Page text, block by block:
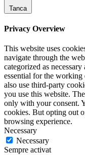
Tanca
Privacy Overview
This website uses
navigate through the
categorized as
essential for the
also use third-party
you use this website.
only with your consent.
cookies. But opting out
browsing experience.
Necessary
Necessary
Sempre activat